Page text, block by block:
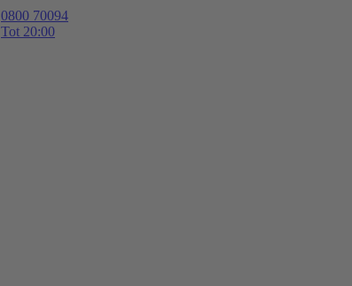
0800 70094
Tot 20:00